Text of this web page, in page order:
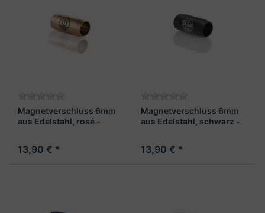
Magnetverschluss 6mm
aus Edelstahl, rosé -
13,90 € *
Magnetverschluss 6mm
aus Edelstahl, schwarz -
13,90 € *